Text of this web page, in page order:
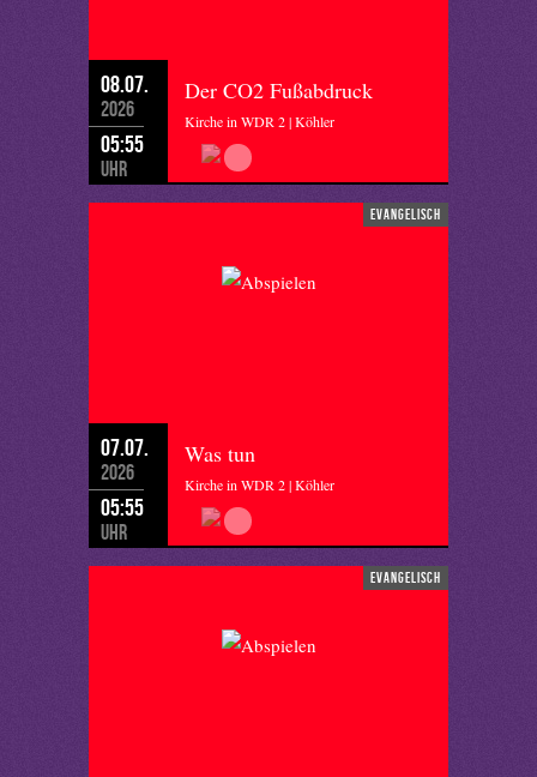
08.07.
2026
05:55
Uhr
Der CO2 Fußabdruck
Kirche in WDR 2 | Köhler
evangelisch
07.07.
2026
05:55
Uhr
Was tun
Kirche in WDR 2 | Köhler
evangelisch